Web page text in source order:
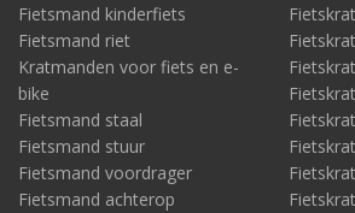
Fietsmand kinderfiets
Fietsmand riet
Kratmanden voor fiets en e-
bike
Fietsmand staal
Fietsmand stuur
Fietsmand voordrager
Fietsmand achterop